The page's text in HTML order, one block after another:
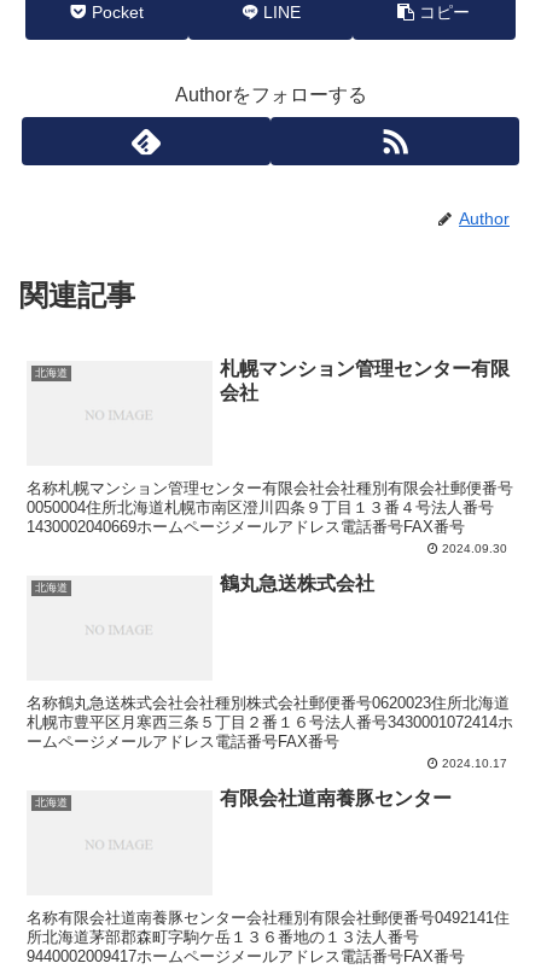
Pocket LINE コピー
Authorをフォローする
Author
関連記事
北海道
札幌マンション管理センター有限
会社
名称札幌マンション管理センター有限会社会社種別有限会社郵便番号
0050004住所北海道札幌市南区澄川四条９丁目１３番４号法人番号
1430002040669ホームページメールアドレス電話番号FAX番号
2024.09.30
北海道 鶴丸急送株式会社
名称鶴丸急送株式会社会社種別株式会社郵便番号0620023住所北海道
札幌市豊平区月寒西三条５丁目２番１６号法人番号3430001072414ホ
ームページメールアドレス電話番号FAX番号
2024.10.17
北海道 有限会社道南養豚センター
名称有限会社道南養豚センター会社種別有限会社郵便番号0492141住
所北海道茅部郡森町字駒ケ岳１３６番地の１３法人番号
9440002009417ホームページメールアドレス電話番号FAX番号